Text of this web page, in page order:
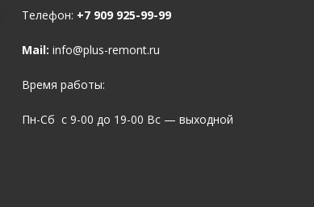
Телефон: +7 909 925-99-99
Mail: info@plus-remont.ru
Время работы:
Пн-Сб с 9-00 до 19-00 Вс — выходной